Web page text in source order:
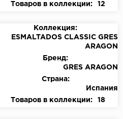
Товаров в коллекции:
12
Коллекция:
ESMALTADOS CLASSIC GRES
ARAGON
Бренд:
GRES ARAGON
Страна:
Испания
Товаров в коллекции:
18